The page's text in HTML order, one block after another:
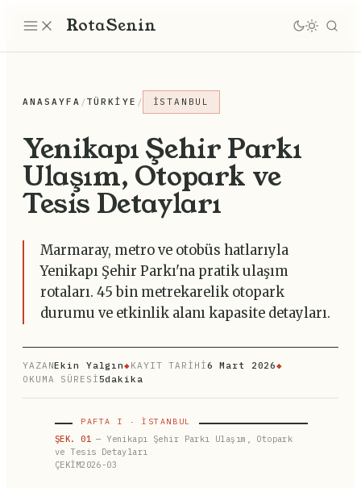
RotaSenin
ANASAYFA /TÜRKIYE / İSTANBUL
Yenikapı Şehir Parkı
Ulaşım, Otopark ve
Tesis Detayları
Marmaray, metro ve otobüs hatlarıyla
Yenikapı Şehir Parkı'na pratik ulaşım
rotaları. 45 bin metrekarelik otopark
durumu ve etkinlik alanı kapasite detayları.
YAZANEkin Yalgın◆KAYIT TARİHİ6 Mart 2026◆
OKUMA SÜRESİ5dakika
PAFTA I · İSTANBUL
ŞEK. 01 — Yenikapı Şehir Parkı Ulaşım, Otopark
ve Tesis Detayları
ÇEKİM2026-03